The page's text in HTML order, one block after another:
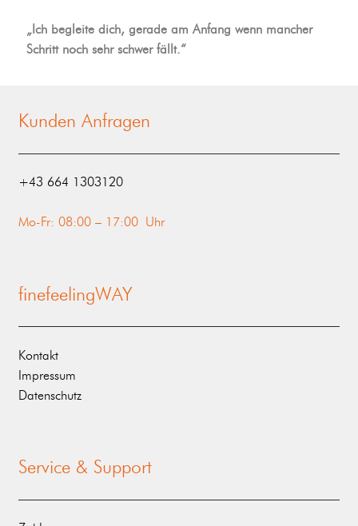
„Ich begleite dich, gerade am Anfang wenn mancher
Schritt noch sehr schwer fällt.“
Kunden Anfragen
‭+43 664 1303120‬
Mo-Fr: 08:00 – 17:00 Uhr
finefeelingWAY
Kontakt
Impressum
Datenschutz
Service & Support